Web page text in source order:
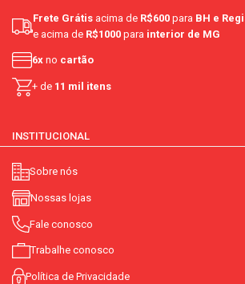
Frete Grátis acima de R$600 para BH e
e acima de R$1000 para interior de MG
6x no cartão
+ de 11 mil itens
INSTITUCIONAL
Sobre nós
Nossas lojas
Fale conosco
Trabalhe conosco
Política de Privacidade